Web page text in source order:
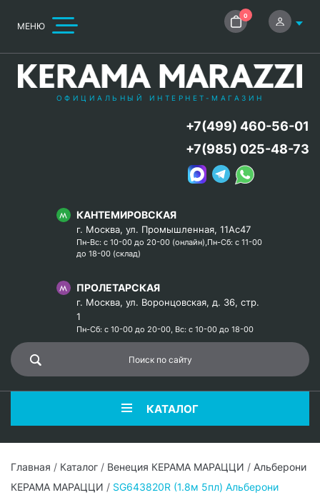
МЕНЮ
0
ОФИЦИАЛЬНЫЙ ИНТЕРНЕТ-МАГАЗИН
КАНТЕМИРОВСКАЯ
г. Москва, ул. Промышленная, 11Ас47
Пн-Вс: с 10-00 до 20-00 (онлайн),Пн-Сб: с 11-00
до 18-00 (склад)
ПРОЛЕТАРСКАЯ
г. Москва, ул. Воронцовская, д. 36, стр.
1
Пн-Сб: с 10-00 до 20-00, Вс: с 10-00 до 18-00
+7(499) 460-56-01
+7(985) 025-48-73
КАТАЛОГ
Главная / Каталог / Венеция КЕРАМА МАРАЦЦИ / Альберони
КЕРАМА МАРАЦЦИ / SG643820R (1.8м 5пл) Альберони